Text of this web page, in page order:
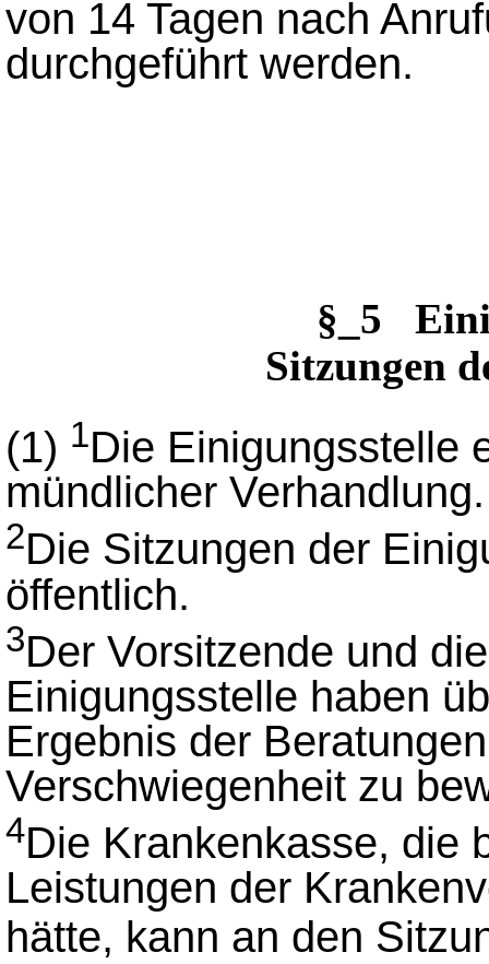
von 14 Tagen nach
durchgeführt werden.
§_5
Sitzungen
(1) 1Die Einigungsstelle
mündlicher Verhandlung.
2Die Sitzungen der
öffentlich.
3Der Vorsitzende und
Einigungsstelle haben
Ergebnis der
Verschwiegenheit zu
4Die Krankenkasse, die
Leistungen der
hätte, kann an den